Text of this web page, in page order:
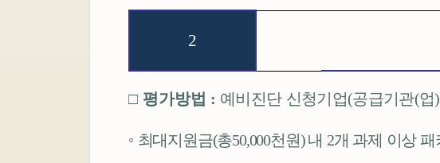
2
□ 평가방법 : 예비진단 신청기업(공급기관(업)
◦ 최대지원금(총50,000천원)내 2개 과제 이상 패